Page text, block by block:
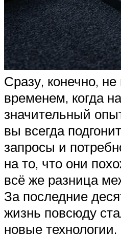
Сразу, конечно,
временем, когда
значительный
вы всегда
запросы и
на то, что они
всё же разница
За последние
жизнь повсюду
новые технологии,